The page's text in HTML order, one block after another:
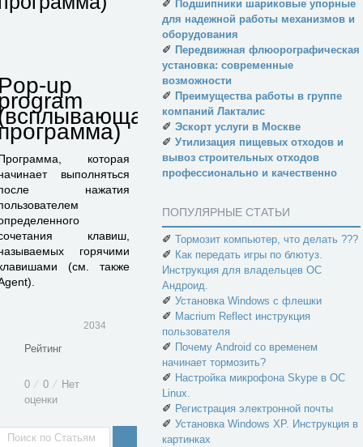
up
которая
выполняться
нажатия
клавиш,
горячими
(см. также
2034
Рейтинг
0 ⁄ 0 ⁄ Нет
оценки
✐ Подшипники шариковые упорные
для надежной работы механизмов и
оборудования
✐ Передвижная флюорографическая
установка: современные
возможности
✐ Преимущества работы в группе
компаний Лакталис
✐ Эскорт услуги в Москве
✐ Утилизация пищевых отходов и
вывоз строительных отходов
профессионально и качественно
ПОПУЛЯРНЫЕ СТАТЬИ
✐ Тормозит компьютер, что делать ???
✐ Как передать игры по блютуз.
Инструкция для владельцев ОС
Андроид.
✐ Установка Windows с флешки
✐ Macrium Reflect инструкция
пользователя
✐ Почему Android со временем
начинает тормозить?
✐ Настройка микрофона Skype в ОС
Linux.
✐ Регистрация электронной почты
✐ Установка Windows XP. Инструкция в
картинках